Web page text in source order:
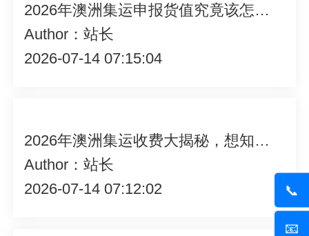
📞
📧
2026年澳洲集运申报货值究竟该怎么填？一文为你揭晓答案
Author：站长
2026-07-14 07:15:04
2026年澳洲集运收费大揭秘，想知道怎么算吗？快来一探究竟！
Author：站长
2026-07-14 07:12:02